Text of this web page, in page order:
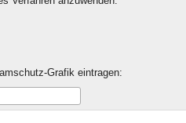
Grafik eintragen: